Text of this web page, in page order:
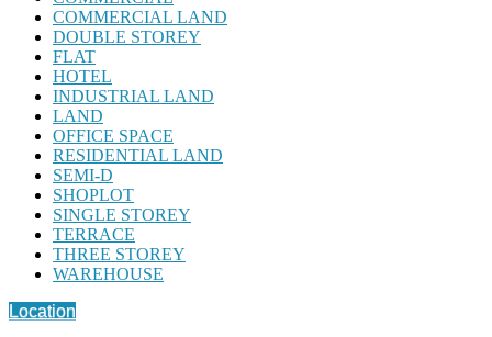
COMMERCIAL LAND
DOUBLE STOREY
FLAT
HOTEL
INDUSTRIAL LAND
LAND
OFFICE SPACE
RESIDENTIAL LAND
SEMI-D
SHOPLOT
SINGLE STOREY
TERRACE
THREE STOREY
WAREHOUSE
Location